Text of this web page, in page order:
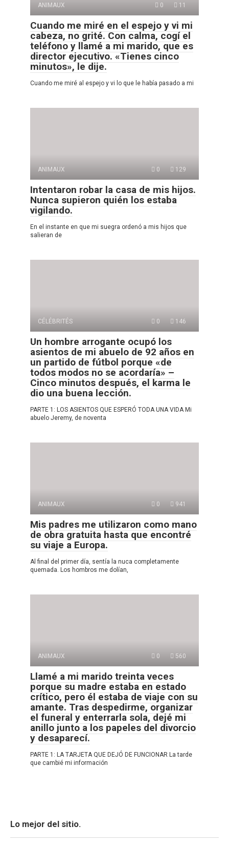
ANIMAUX 0 11
Cuando me miré en el espejo y vi mi
cabeza, no grité. Con calma, cogí el
teléfono y llamé a mi marido, que es
director ejecutivo. «Tienes cinco
minutos», le dije.
Cuando me miré al espejo y vi lo que le había pasado a mi
ANIMAUX 0 129
Intentaron robar la casa de mis hijos.
Nunca supieron quién los estaba
vigilando.
En el instante en que mi suegra ordenó a mis hijos que
salieran de
CÉLÉBRITÉS 0 146
Un hombre arrogante ocupó los
asientos de mi abuelo de 92 años en
un partido de fútbol porque «de
todos modos no se acordaría» –
Cinco minutos después, el karma le
dio una buena lección.
PARTE 1: LOS ASIENTOS QUE ESPERÓ TODA UNA VIDA Mi
abuelo Jeremy, de noventa
ANIMAUX 0 941
Mis padres me utilizaron como mano
de obra gratuita hasta que encontré
su viaje a Europa.
Al final del primer día, sentía la nuca completamente
quemada. Los hombros me dolían,
ANIMAUX 0 560
Llamé a mi marido treinta veces
porque su madre estaba en estado
crítico, pero él estaba de viaje con su
amante. Tras despedirme, organizar
el funeral y enterrarla sola, dejé mi
anillo junto a los papeles del divorcio
y desaparecí.
PARTE 1: LA TARJETA QUE DEJÓ DE FUNCIONAR La tarde
que cambié mi información
Lo mejor del sitio.